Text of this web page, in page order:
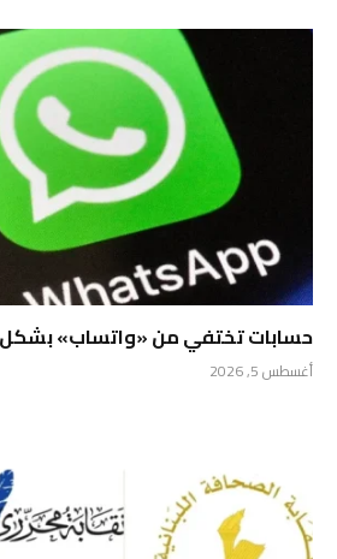
حسابات تختفي من «واتساب»
أغسطس 5, 2026